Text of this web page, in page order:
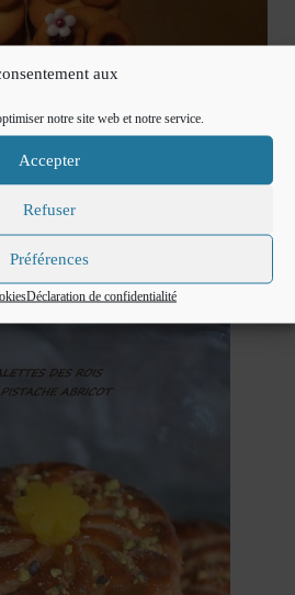
aux
notre site web et notre service.
Accepter
Refuser
Préférences
Déclaration de confidentialité
pour